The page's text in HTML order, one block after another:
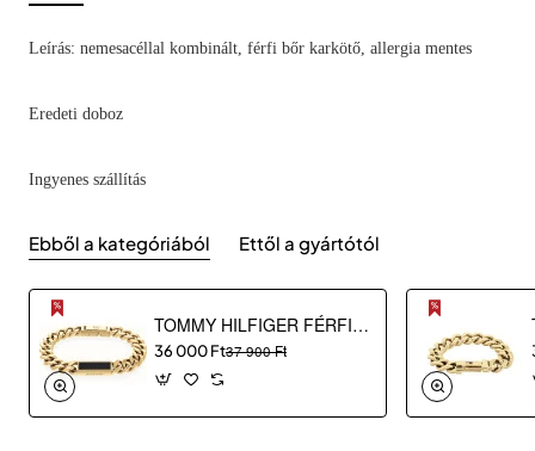
Leírás: nemesacéllal kombinált, férfi bőr karkötő, allergia mentes
Eredeti doboz
Ingyenes szállítás
Ebből a kategóriából Ettől a gyártótól
TOMMY HILFIGER FÉRFI KARKÖTŐ THJ2790539
36 000 Ft37 900 Ft